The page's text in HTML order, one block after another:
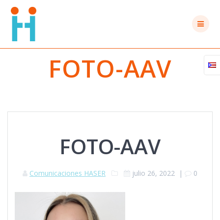
FOTO-AAV
FOTO-AAV
Comunicaciones HASER julio 26, 2022 | 0